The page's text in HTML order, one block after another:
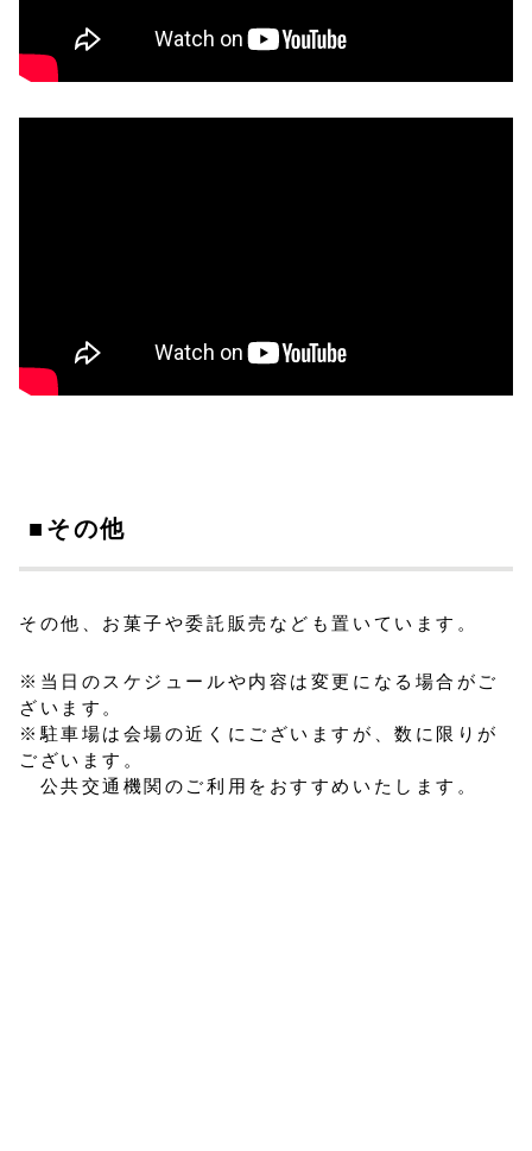
■その他
その他、お菓子や委託販売なども置いています。
※当日のスケジュールや内容は変更になる場合がご
ざいます。
※駐車場は会場の近くにございますが、数に限りが
ございます。
公共交通機関のご利用をおすすめいたします。